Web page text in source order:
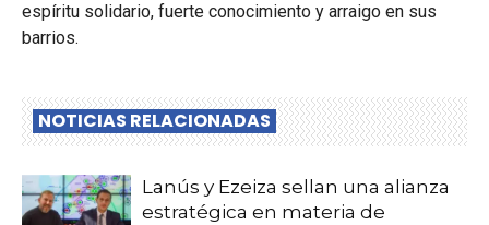
espíritu solidario, fuerte conocimiento y arraigo en sus
barrios.
NOTICIAS RELACIONADAS
Lanús y Ezeiza sellan una alianza
estratégica en materia de